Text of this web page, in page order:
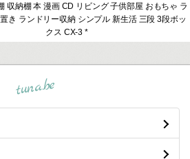
収納棚 本 漫画 CD リビング 子供部屋 おもちゃ ラ
き ランドリー収納 シンプル 新生活 三段 3段ボッ
クス CX-3 *
tuna.be